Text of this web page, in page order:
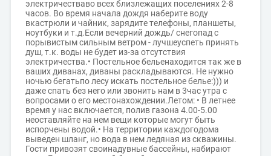
электричестваво всех близлежащих поселениях 2-8
часов. Во время начала дождя наберите воду
вкастрюли и чайник, зарядите телефоны, планшеты,
ноутбуки и т.д.Если вечерний дождь/ снегопад с
порывистым сильным ветром - лучшеуспеть принять
душ, т.к. воды не будет из-за отсутствия
электричества.• Постельное бельенаходится так же в
ваших диванах, диваны раскладываются. Не нужно
ночью бегатьпо лесу искать постельное белье:))) и
даже спать без него или звонить нам в 3час утра с
вопросами о его местонахождении.Летом: • В летнее
время у нас включается, полив газона 4.00-5.00
неоставляйте на нем вещи которые могут быть
испорчены водой.• На территории каждогодома
выведен шланг, но вода в нем ледяная из скважины.
Гости привозят своинадувные бассейны, набирают